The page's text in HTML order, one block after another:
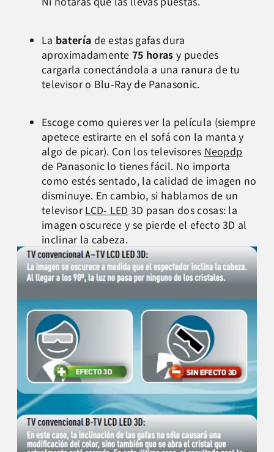
La batería de estas gafas dura
aproximadamente75 horas y puedes
cargarla conectándola a una ranura de tu
televisor o Blu-Ray de Panasonic.
Escoge como quieres ver la película (siempre
apetece estirarte en el sofá con la manta y
algo de picar). Con los televisores Neopdp
de Panasonic lo tienes fácil. No importa
como estés sentado, la calidad de imagen no
disminuye. En cambio, si hablamos de un
televisorLCD- LED 3D pasan dos cosas: la
imagen oscurece y se pierde el efecto 3D al
inclinar la cabeza.